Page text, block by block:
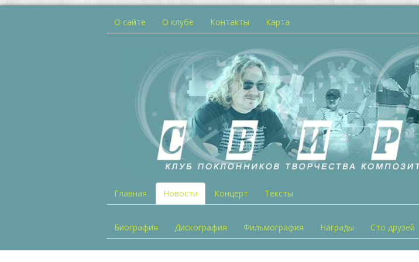
О сайте О клубе Контакты Карта
Главная Новости Концерт Тексты
Биография Дискография Фильмография Награды Сто друзей